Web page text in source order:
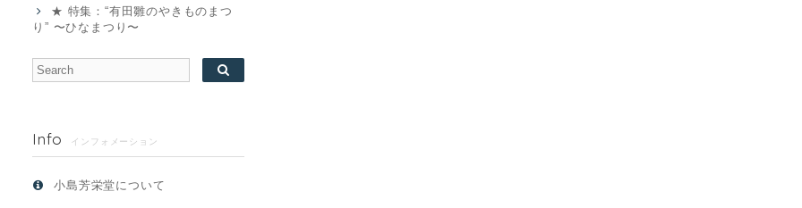
★ 特集：“有田雛のやきものまつ
り” 〜ひなまつり〜
Info インフォメーション
小島芳栄堂について